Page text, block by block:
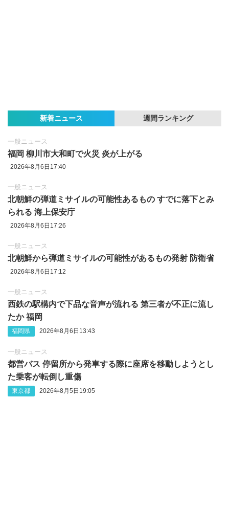
新着ニュース 週間ランキング
一般ニュース
福岡 柳川市大和町で火災 炎が上がる
2026年8月6日17:40
一般ニュース
北朝鮮の弾道ミサイルの可能性あるもの すでに落下とみ
られる 海上保安庁
2026年8月6日17:26
一般ニュース
北朝鮮から弾道ミサイルの可能性があるもの発射 防衛省
2026年8月6日17:12
一般ニュース
西鉄の駅構内で下品な音声が流れる 第三者が不正に流し
たか 福岡
福岡県 2026年8月6日13:43
一般ニュース
都営バス 停留所から発車する際に座席を移動しようとし
た乗客が転倒し重傷
東京都 2026年8月5日19:05